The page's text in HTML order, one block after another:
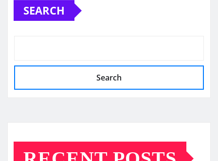
SEARCH
Search